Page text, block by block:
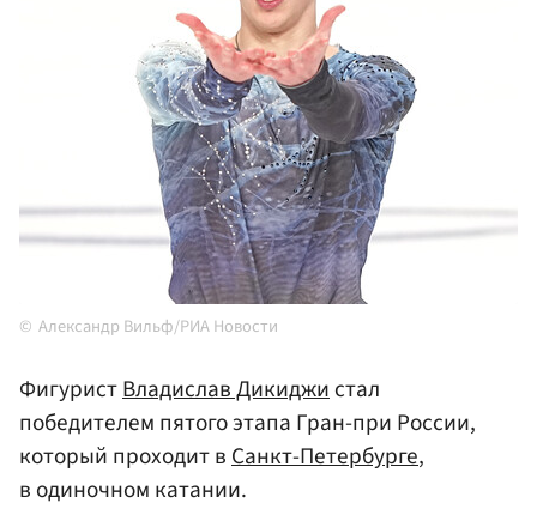
Александр Вильф/РИА Новости
ФигуристВладислав Дикиджистал
победителем пятого этапа Гран-при России,
который проходит вСанкт-Петербурге,
в одиночном катании.